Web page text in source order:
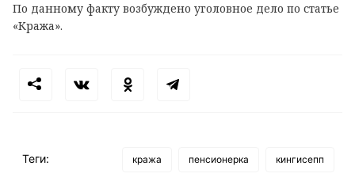
По данному факту возбуждено уголовное дело по статье
«Кража».
Теги: кража пенсионерка кингисепп